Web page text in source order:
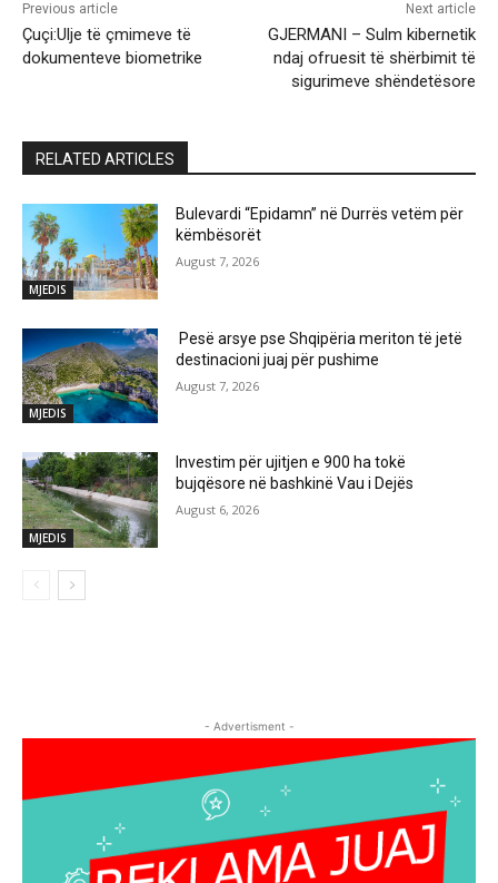
Previous article
Çuçi:Ulje të çmimeve të
dokumenteve biometrike
Next article
GJERMANI – Sulm kibernetik
ndaj ofruesit të shërbimit të
sigurimeve shëndetësore
RELATED ARTICLES
MJEDIS
Bulevardi “Epidamn” në Durrës vetëm për
këmbësorët
August 7, 2026
MJEDIS
Pesë arsye pse Shqipëria meriton të jetë
destinacioni juaj për pushime
August 7, 2026
MJEDIS
Investim për ujitjen e 900 ha tokë
bujqësore në bashkinë Vau i Dejës
August 6, 2026
- Advertisment -